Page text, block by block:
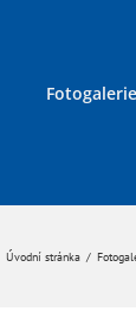
Fotogalerie
Úvodní stránka /